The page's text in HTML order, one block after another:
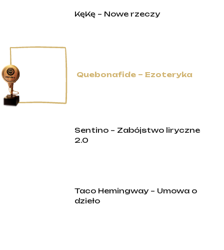
KęKę – Nowe rzeczy
Quebonafide – Ezoteryka
Sentino – Zabójstwo liryczne
2.0
Taco Hemingway – Umowa o
dzieło